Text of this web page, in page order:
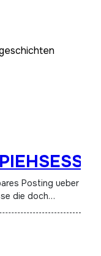
die doch…